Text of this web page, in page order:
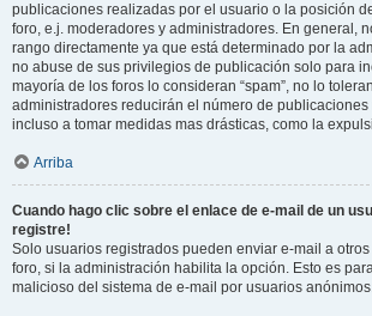
publicaciones realizadas por el usuario o la posición
foro, e.j. moderadores y administradores. En general,
rango directamente ya que está determinado por la
no abuse de sus privilegios de publicación solo para
mayoría de los foros lo consideran “spam”, no lo
administradores reducirán el número de
incluso a tomar medidas mas drásticas, como la
Arriba
Cuando hago clic sobre el enlace de e-mail de un
registre!
Solo usuarios registrados pueden enviar e-mail a otros
foro, si la administración habilita la opción. Esto es
malicioso del sistema de e-mail por usuarios